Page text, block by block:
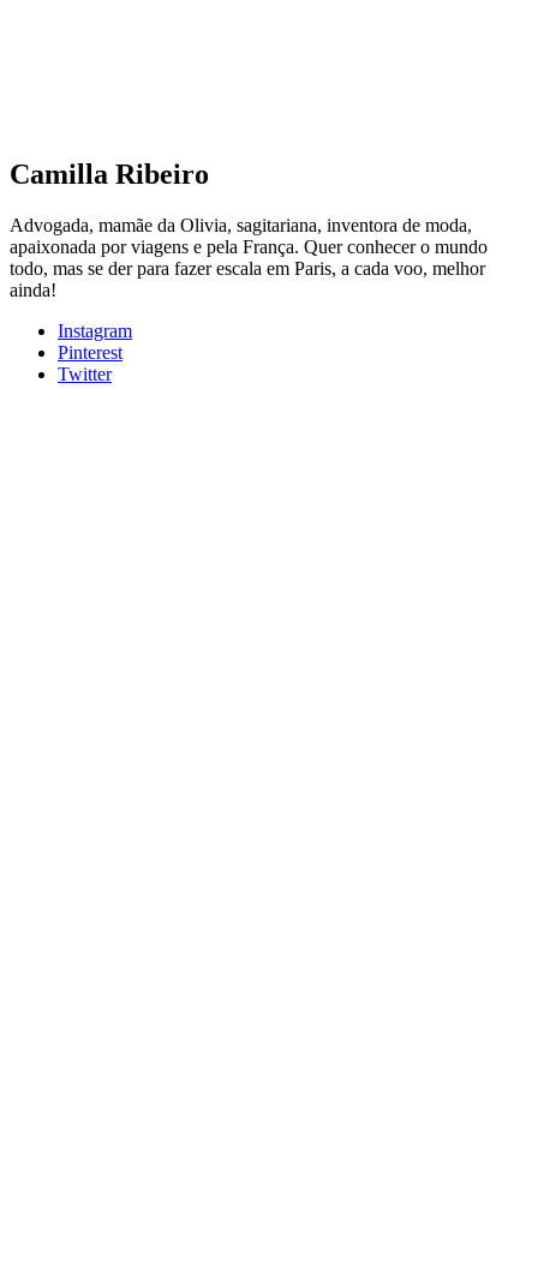
Camilla Ribeiro
Advogada, mamãe da Olivia, sagitariana, inventora de moda,
apaixonada por viagens e pela França. Quer conhecer o mundo
todo, mas se der para fazer escala em Paris, a cada voo, melhor
ainda!
Instagram
Pinterest
Twitter